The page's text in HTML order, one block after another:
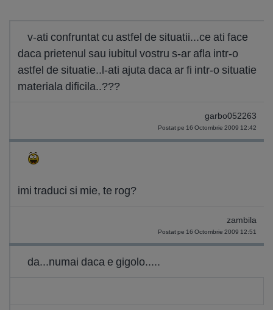
v-ati confruntat cu astfel de situatii...ce ati face
daca prietenul sau iubitul vostru s-ar afla intr-o
astfel de situatie..l-ati ajuta daca ar fi intr-o situatie
materiala dificila..???
garbo052263
Postat pe 16 Octombrie 2009 12:42
imi traduci si mie, te rog?
zambila
Postat pe 16 Octombrie 2009 12:51
da...numai daca e gigolo.....